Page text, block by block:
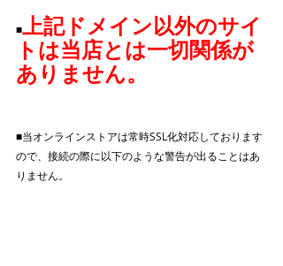
■上記ドメイン以外のサイ
トは当店とは一切関係が
ありません。
■当オンラインストアは常時SSL化対応しております
ので、接続の際に以下のような警告が出ることはあ
りません。